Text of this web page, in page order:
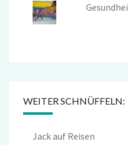
WEITER SCHNÜFFELN:
Jack auf Reisen